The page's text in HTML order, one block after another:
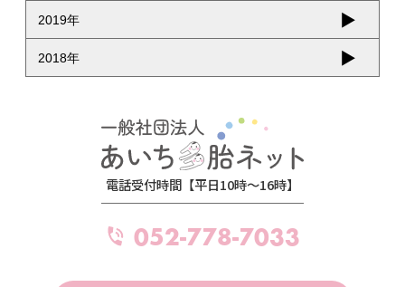
2019年
2018年
電話受付時間【平日10時～16時】
052-778-7033